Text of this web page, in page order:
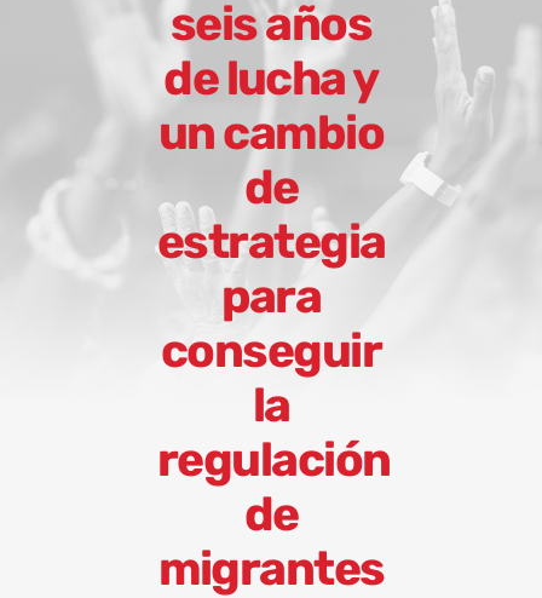
seis años
de lucha y
un cambio
de
estrategia
para
conseguir
la
regulación
de
migrantes